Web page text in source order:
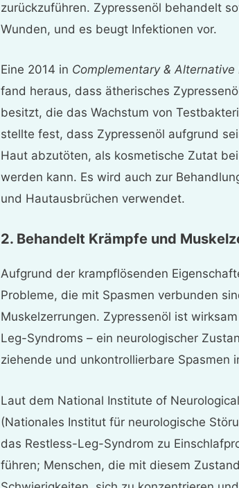
zurückzuführen. Zypressenöl behandelt
Wunden, und es beugt Infektionen vor.
Eine 2014 in Complementary & Alternative
fand heraus, dass ätherisches
besitzt, die das Wachstum von
stellte fest, dass Zypressenöl aufgrund
Haut abzutöten, als kosmetische Zutat
werden kann. Es wird auch zur
und Hautausbrüchen verwendet.
2. Behandelt Krämpfe und
Aufgrund der krampflösenden
Probleme, die mit Spasmen verbunden
Muskelzerrungen. Zypressenöl ist
Leg-Syndroms – ein neurologischer
ziehende und unkontrollierbare Spasmen
Laut dem National Institute of
(Nationales Institut für neurologische
das Restless-Leg-Syndrom zu
führen; Menschen, die mit diesem